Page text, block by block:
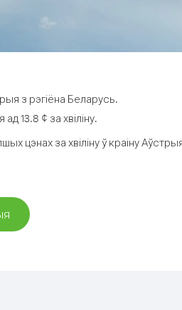
з рэгіёна Беларусь.
13.8 ¢ за хвіліну.
цэнах за хвіліну ў краіну